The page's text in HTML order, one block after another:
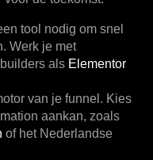
tool nodig om snel
Werk je met
als Elementor
van je funnel. Kies
aankan, zoals
of het Nederlandse